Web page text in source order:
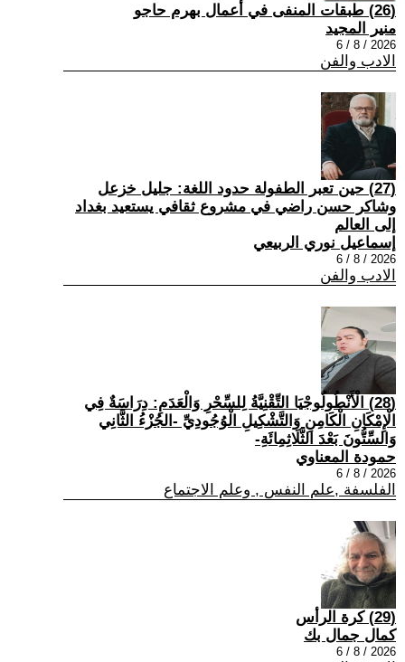
(26) طبقات المنفى في أعمال بهرم حاجو
منير المجيد
2026 / 8 / 6
الادب والفن
(27) حين تعبر الطفولة حدود اللغة: جليل خزعل
وشاكر حسن راضي في مشروع ثقافي يستعيد بغداد
إلى العالم
إسماعيل نوري الربيعي
2026 / 8 / 6
الادب والفن
(28) الْأَنْطُولُوجْيَا التِّقْنِيَّةُ لِلسِّحْرِ وَالْعَدَمِ: دِرَاسَةٌ فِي
الْإِمْكَانِ الْكَامِنِ وَالتَّشْكِيلِ الْوُجُودِيِّ -الجُزْءُ الثَّانِي
وَالسِّتُّونَ بَعْدَ الثَّلَاثِمِائَةِ-
حمودة المعناوي
2026 / 8 / 6
الفلسفة ,علم النفس , وعلم الاجتماع
(29) كرة الرأس
كمال جمال بك
2026 / 8 / 6